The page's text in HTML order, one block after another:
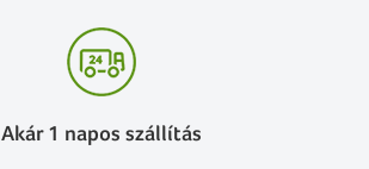
Akár 1 napos szállítás